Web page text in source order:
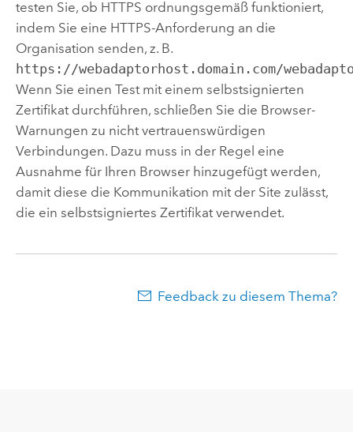
testen Sie, ob HTTPS ordnungsgemäß funktioniert,
indem Sie eine HTTPS-Anforderung an die
Organisation senden, z. B.
https://webadaptorhost.domain.com/
Wenn Sie einen Test mit einem selbstsignierten
Zertifikat durchführen, schließen Sie die Browser-
Warnungen zu nicht vertrauenswürdigen
Verbindungen. Dazu muss in der Regel eine
Ausnahme für Ihren Browser hinzugefügt werden,
damit diese die Kommunikation mit der Site zulässt,
die ein selbstsigniertes Zertifikat verwendet.
Feedback zu diesem Thema?